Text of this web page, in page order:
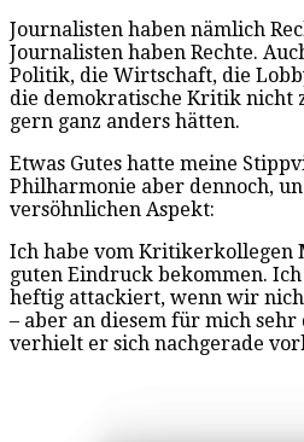
Journalisten haben nämlich
Journalisten haben Rechte.
Politik, die Wirtschaft, die
die demokratische Kritik nicht
gern ganz anders hätten.
Etwas Gutes hatte meine
Philharmonie aber dennoch,
versöhnlichen Aspekt:
Ich habe vom Kritikerkollegen
guten Eindruck bekommen.
heftig attackiert, wenn wir
– aber an diesem für mich sehr
verhielt er sich nachgerade